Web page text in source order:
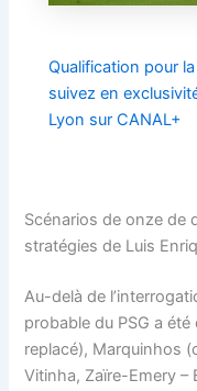
Qualification pour
suivez en
Lyon sur CANAL+
Scénarios de onze de
stratégies de Luis
Au-delà de
probable du PSG a
replacé), Marquinhos
Vitinha, Zaïre-Emery –